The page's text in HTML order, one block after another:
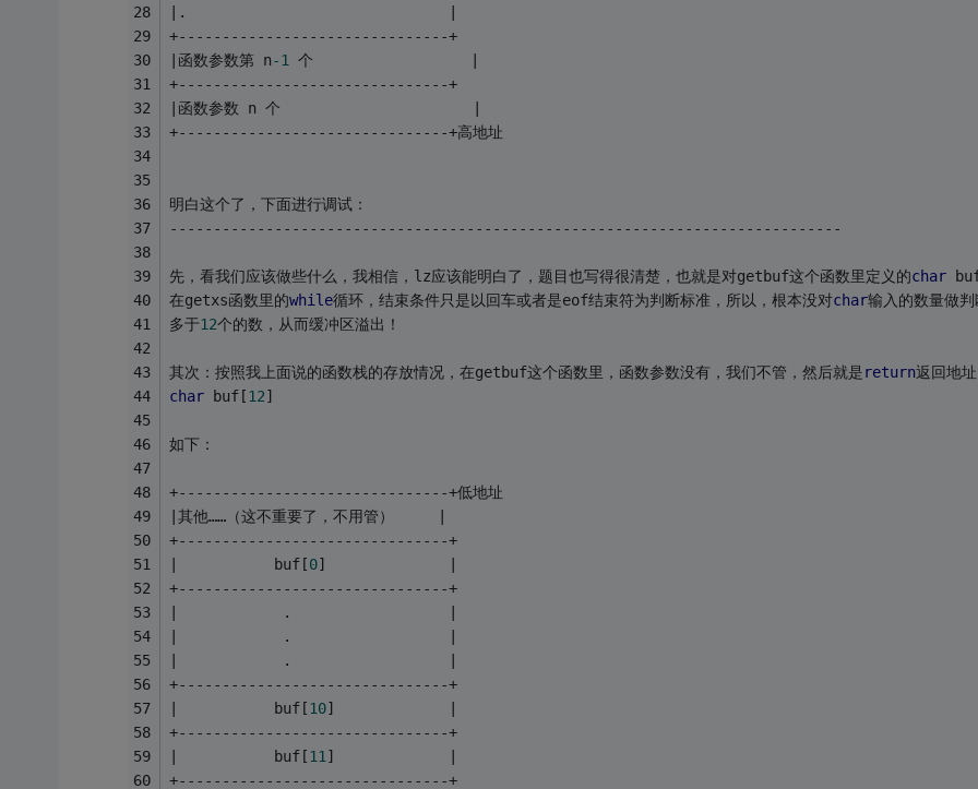
|.                              |
+-------------------------------+
|函数参数第 n-1 个                  |
+-------------------------------+
|函数参数 n 个                      |
+-------------------------------+高地址
明白这个了，下面进行调试：
-----------------------------------------------------------------------------
先，看我们应该做些什么，我相信，lz应该能明白了，题目也写得很清楚，也就是对getbuf这个函数里定义的char
在getxs函数里的while循环，结束条件只是以回车或者是eof结束符为判断标准，所以，根本没对char输入的数量做判
多于12个的数，从而缓冲区溢出！
其次：按照我上面说的函数栈的存放情况，在getbuf这个函数里，函数参数没有，我们不管，然后就是return返回地
char buf[12]
如下：
+-------------------------------+低地址
|其他……（这不重要了，不用管）     |
+-------------------------------+
|           buf[0]              |
+-------------------------------+
|            .                  |
|            .                  |
|            .                  |
+-------------------------------+
|           buf[10]             |
+-------------------------------+
|           buf[11 ]             |
+-------------------------------+